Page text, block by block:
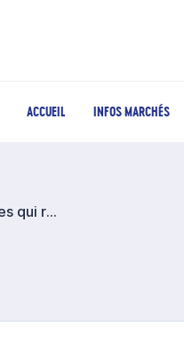
ACCUEIL INFOS MARCHÉS
Le conte de fées qui relance le groupe Proya